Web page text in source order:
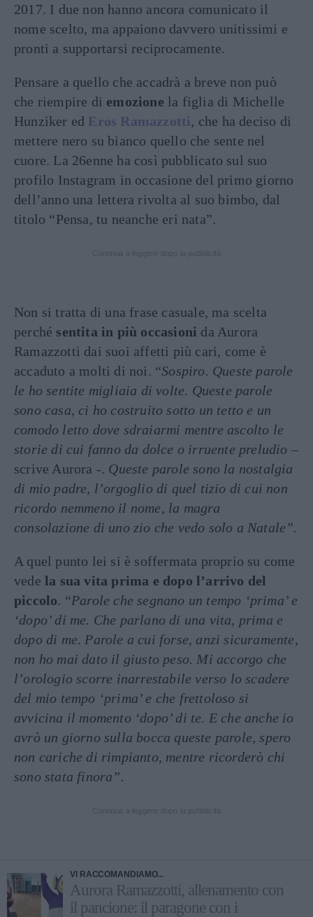
2017. I due non hanno ancora comunicato il
nome scelto, ma appaiono davvero unitissimi e
pronti a supportarsi reciprocamente.
Pensare a quello che accadrà a breve non può
che riempire di emozione la figlia di Michelle
Hunziker ed Eros Ramazzotti, che ha deciso di
mettere nero su bianco quello che sente nel
cuore. La 26enne ha così pubblicato sul suo
profilo Instagram in occasione del primo giorno
dell’anno una lettera rivolta al suo bimbo, dal
titolo “Pensa, tu neanche eri nata”.
Non si tratta di una frase casuale, ma scelta
perché sentita in più occasioni da Aurora
Ramazzotti dai suoi affetti più cari, come è
accaduto a molti di noi. “Sospiro. Queste parole
le ho sentite migliaia di volte. Queste parole
sono casa, ci ho costruito sotto un tetto e un
comodo letto dove sdraiarmi mentre ascolto le
storie di cui fanno da dolce o irruente preludio –
scrive Aurora -. Queste parole sono la nostalgia
di mio padre, l’orgoglio di quel tizio di cui non
ricordo nemmeno il nome, la magra
consolazione di uno zio che vedo solo a Natale”.
A quel punto lei si è soffermata proprio su come
vede la sua vita prima e dopo l’arrivo del
piccolo. “Parole che segnano un tempo ‘prima’ e
‘dopo’ di me. Che parlano di una vita, prima e
dopo di me. Parole a cui forse, anzi sicuramente,
non ho mai dato il giusto peso. Mi accorgo che
l’orologio scorre inarrestabile verso lo scadere
del mio tempo ‘prima’ e che frettoloso si
avvicina il momento ‘dopo’ di te. E che anche io
avrò un giorno sulla bocca queste parole, spero
non cariche di rimpianto, mentre ricorderò chi
sono stata finora”.
VI RACCOMANDIAMO...
Aurora Ramazzotti, allenamento con
il pancione: il paragone con i